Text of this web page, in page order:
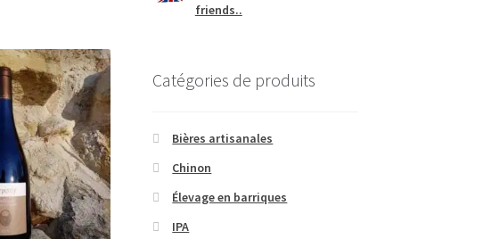
friends..
Catégories de produits
Bières artisanales
Chinon
Élevage en barriques
IPA